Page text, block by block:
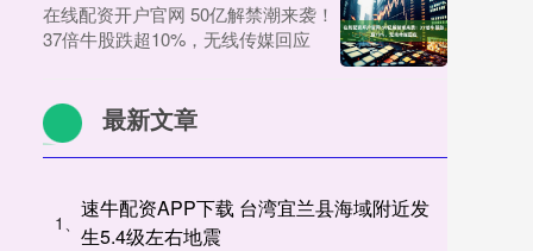
在线配资开户官网 50亿解禁潮来袭！
37倍牛股跌超10%，无线传媒回应
最新文章
1、
速牛配资APP下载 台湾宜兰县海域附近发
生5.4级左右地震